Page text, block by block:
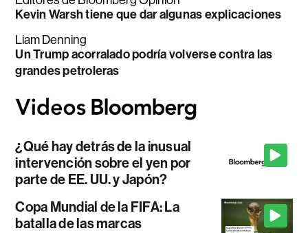
Kevin Warsh tiene que dar algunas explicaciones
Liam Denning
Un Trump acorralado podría volverse contra las
grandes petroleras
¿Qué hay detrás de la inusual
intervención sobre el yen por
parte de EE. UU. y Japón?
Copa Mundial de la FIFA: La
batalla de las marcas